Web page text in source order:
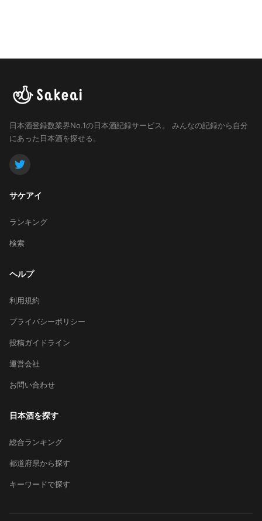
日本酒登録数業界No.1の日本酒記録サービス。
みんなの記録から自分
にあった日本酒を探せる。
サケアイ
ランキング
検索
ヘルプ
利用規約
プライバシーポリシー
投稿ガイドライン
運営会社
お問い合わせ
日本酒を探す
総合ランキング
都道府県から探す
キーワードで探す